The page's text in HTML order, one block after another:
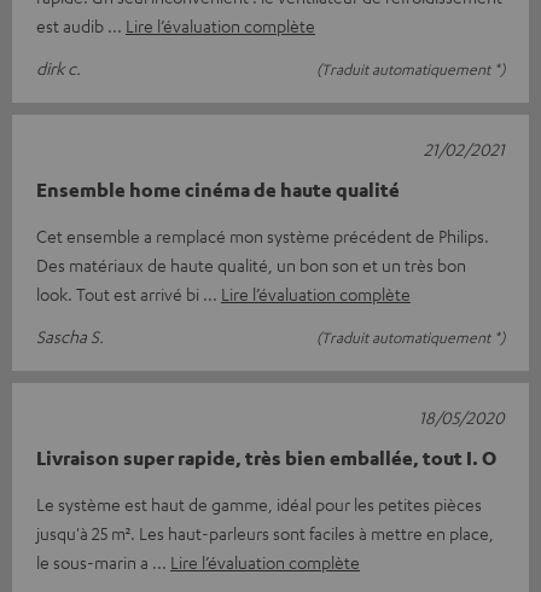
est audib
Lire l’évaluation complète
dirk c.
(Traduit automatiquement *)
Ensemble home cinéma de haute qualité
Cet ensemble a remplacé mon système précédent de Philips.
Des matériaux de haute qualité, un bon son et un très bon
look. Tout est arrivé bi
Lire l’évaluation complète
Sascha S.
(Traduit automatiquement *)
21/02/2021
Livraison super rapide, très bien emballée, tout I. O
Le système est haut de gamme, idéal pour les petites pièces
jusqu'à 25 m². Les haut-parleurs sont faciles à mettre en place,
le sous-marin a
Lire l’évaluation complète
18/05/2020